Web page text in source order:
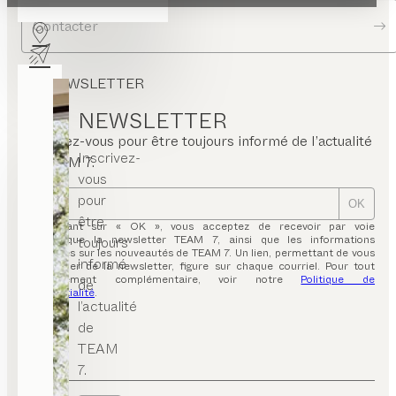
NEWSLETTER
Inscrivez-
vous
pour
être
toujours
informé
de
l’actualité
de
TEAM
7.
Contacter
NEWSLETTER
Inscrivez-vous pour être toujours informé de l’actualité
de TEAM 7.
OK
En cliquant sur « OK », vous acceptez de recevoir par voie
électronique la newsletter TEAM 7, ainsi que les informations
inhérentes sur les nouveautés de TEAM 7. Un lien, permettant de vous
désabonner de la newsletter, figure sur chaque courriel. Pour tout
renseignement complémentaire, voir notre Politique de
confidentialité.